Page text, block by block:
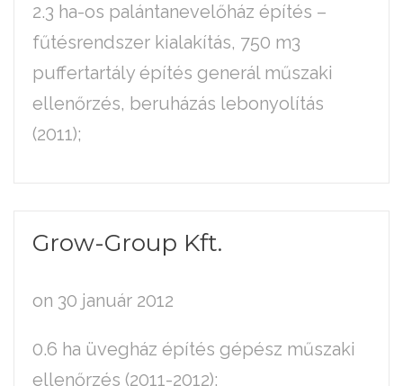
2.3 ha-os palántanevelőház építés –
fűtésrendszer kialakítás, 750 m3
puffertartály építés generál műszaki
ellenőrzés, beruházás lebonyolítás
(2011);
Grow-Group Kft.
on 30 január 2012
0.6 ha üvegház építés gépész műszaki
ellenőrzés (2011-2012);